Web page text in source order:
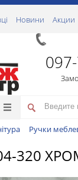
Новини Акции
Ручки
320